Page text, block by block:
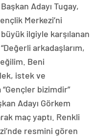
Adayı Tugay,
Merkezi’ni
ilgiyle karşılanan
arkadaşlarım,
Beni
istek ve
bizimdir”
Adayı Görkem
maç yaptı. Renkli
resmini gören